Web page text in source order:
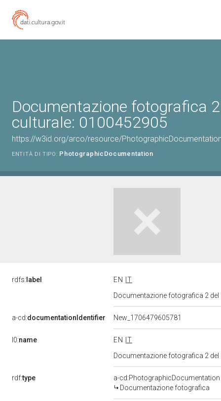
Documentazione fotografica
culturale: 0100452905
https://w3id.org/arco/resource/
ENTITÀ DI TIPO: PhotographicDocumentation
rdfs: label EN
IT
Documentazione fotografica 2
a-cd:documentationIdentifier New_1706479605781
l0:name EN
IT
Documentazione fotografica 2
rdf:type
a-cd:PhotographicDocumentation
Documentazione fotografica